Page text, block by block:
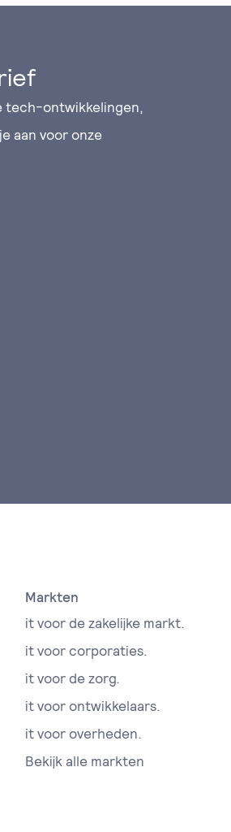
tech-ontwikkelingen,
aan voor onze
Markten
it voor de zakelijke markt.
it voor corporaties.
it voor de zorg.
it voor ontwikkelaars.
it voor overheden.
Bekijk alle markten